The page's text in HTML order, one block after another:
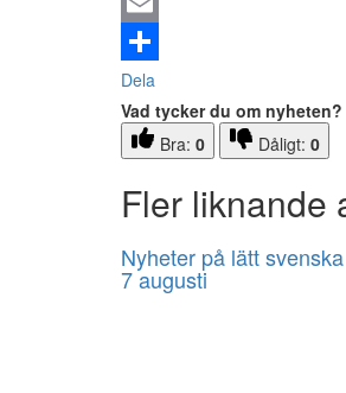
Email
Dela
Vad tycker du om nyheten?
Bra: 0 Dåligt: 0
Fler liknande
Nyheter på lätt
7 augusti